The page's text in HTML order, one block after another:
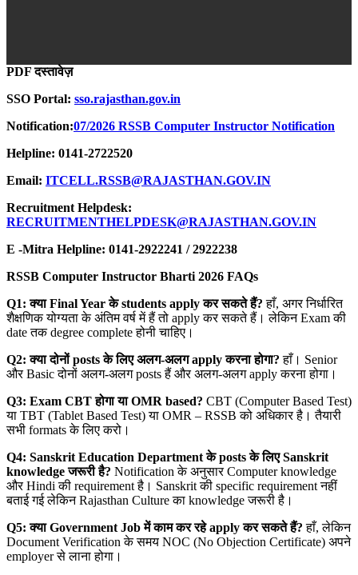
PDF दस्तावेज़
SSO Portal: sso.rajasthan.gov.in
Notification:07/2026 RSSB Computer Instructor Notification
Helpline: 0141-2722520
Email: ITCELL.RSSB@RAJASTHAN.GOV.IN
Recruitment Helpdesk:
RECRUITMENTHELPDESK@RAJASTHAN.GOV.IN
E -Mitra Helpline: 0141-2922241 / 2922238
RSSB Computer Instructor Bharti 2026 FAQs
Q1:क्या Final Yearके students applyकर सकते हैं? हाँ, अगर निर्धारित
शैक्षणिक योग्यता के अंतिम वर्ष में हैं तो apply कर सकते हैं। लेकिन Exam की
date तक degree complete होनी चाहिए।
Q2:क्या दोनों postsके लिए अलग-अलग applyकरना होगा? हाँ। Senior
और Basic दोनों अलग-अलग posts हैं और अलग-अलग apply करना होगा।
Q3: Exam CBTहोगा या OMR based? CBT (Computer Based Test)
या TBT (Tablet Based Test) या OMR – RSSB को अधिकार है। तैयारी
सभी formats के लिए करो।
Q4: Sanskrit Education Departmentके postsके लिए Sanskrit
knowledgeजरूरी है? Notification के अनुसार Computer knowledge
और Hindi की requirement है। Sanskrit की specific requirement नहीं
बताई गई लेकिन Rajasthan Culture का knowledge जरूरी है।
Q5:क्या Government Jobमें काम कर रहे applyकर सकते हैं? हाँ, लेकिन
Document Verification के समय NOC (No Objection Certificate) अपने
employer से लाना होगा।